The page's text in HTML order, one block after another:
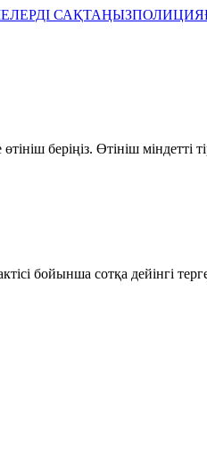
САҚТАҢЫЗ
беріңіз. Өтініш міндетті
бойынша сотқа дейінгі